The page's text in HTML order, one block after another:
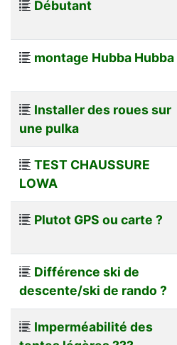
Débutant
montage Hubba Hubba
Installer des roues sur
une pulka
TEST CHAUSSURE
LOWA
Plutot GPS ou carte ?
Différence ski de
descente/ski de rando ?
Imperméabilité des